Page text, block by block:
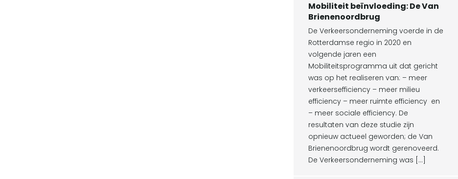
Mobiliteit beïnvloeding: De Van
Brienenoordbrug
De Verkeersonderneming voerde in de
Rotterdamse regio in 2020 en
volgende jaren een
Mobiliteitsprogramma uit dat gericht
was op het realiseren van: – meer
verkeersefficiency – meer milieu
efficiency – meer ruimte efficiency en
– meer sociale efficiency. De
resultaten van deze studie zijn
opnieuw actueel geworden; de Van
Brienenoordbrug wordt gerenoveerd.
De Verkeersonderneming was […]